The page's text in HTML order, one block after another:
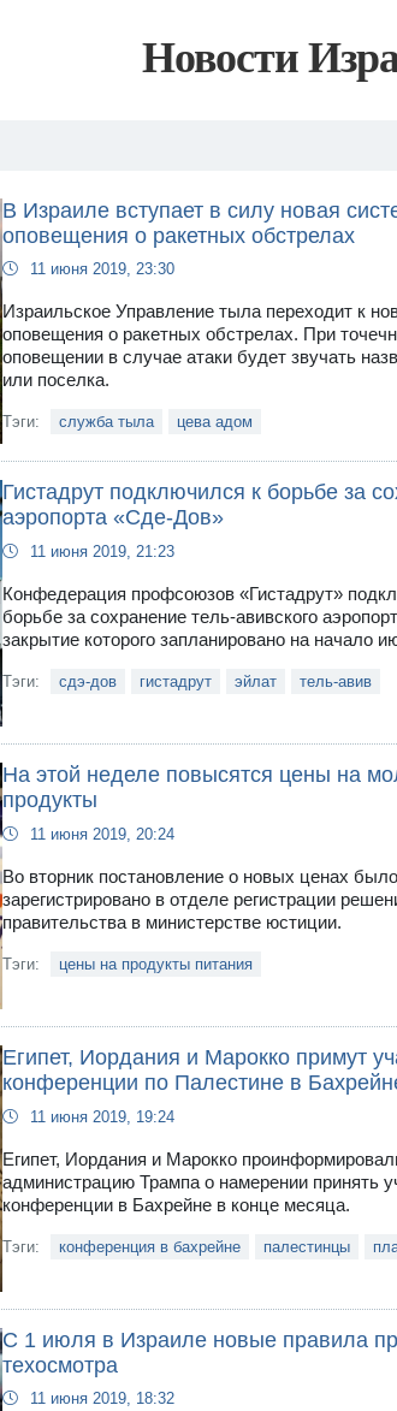
Новости
В Израиле вступает в силу новая
оповещения о ракетных обстрелах
11 июня 2019, 23:30
Израильское Управление тыла переходит к
оповещения о ракетных обстрелах. При
оповещении в случае атаки будет звучать
или поселка.
Тэги: служба тыла цева адом
Гистадрут подключился к борьбе за
аэропорта «Сде-Дов»
11 июня 2019, 21:23
Конфедерация профсоюзов «Гистадрут»
борьбе за сохранение тель-авивского
закрытие которого запланировано на начало
Тэги: сдэ-дов гистадрут эйлат тель-авив
На этой неделе повысятся цены на
продукты
11 июня 2019, 20:24
Во вторник постановление о новых ценах было
зарегистрировано в отделе регистрации
правительства в министерстве юстиции.
Тэги: цены на продукты питания
Египет, Иордания и Марокко примут
конференции по Палестине в
11 июня 2019, 19:24
Египет, Иордания и Марокко
администрацию Трампа о намерении принять
конференции в Бахрейне в конце месяца.
Тэги: конференция в бахрейне палестинцы
С 1 июля в Израиле новые правила
техосмотра
11 июня 2019, 18:32